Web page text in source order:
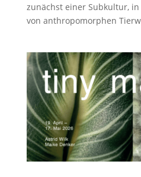
zunächst einer Subkultur,
von anthropomorphen